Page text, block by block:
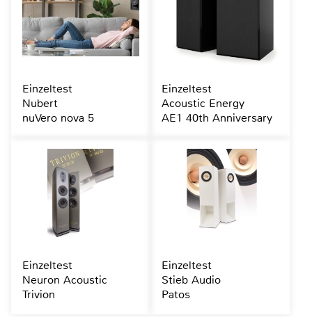
Einzeltest
Nubert
nuVero nova 5
Einzeltest
Acoustic Energy
AE1 40th Anniversary
Einzeltest
Neuron Acoustic
Trivion
Einzeltest
Stieb Audio
Patos